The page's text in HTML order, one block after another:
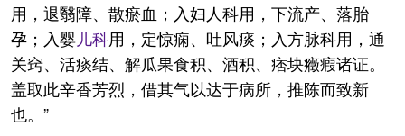
用，退翳障、散瘀血；入妇人科用，下流产、落胎
孕；入婴儿科用，定惊痫、吐风痰；入方脉科用，通
关窍、活痰结、解瓜果食积、酒积、痞块癥瘕诸证。
盖取此辛香芳烈，借其气以达于病所，推陈而致新
也。”